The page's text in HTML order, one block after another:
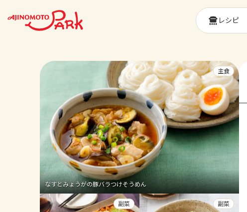
レシピ
なすとみょうがの豚バラつけそうめん
主食
副菜 副菜